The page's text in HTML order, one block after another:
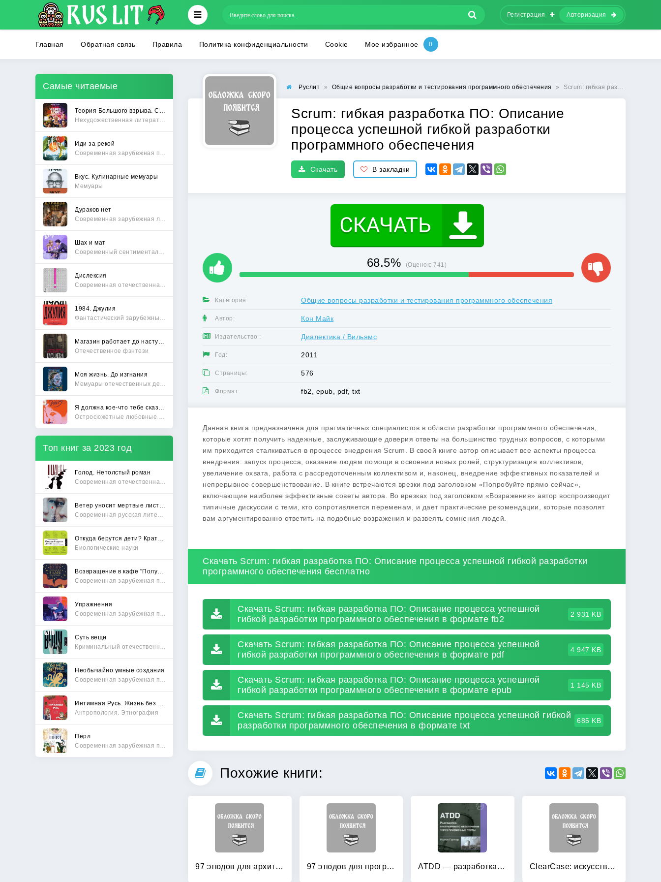
Регистрация Авторизация
Главная Обратная связь Правила Политика конфиденциальности Cookie Мое избранное
Самые читаемые
Иди за рекой
Вкус. Кулинарные мемуары
Мемуары
Дураков нет
Шах и мат
Дислексия
1984. Джулия
Отечественное фэнтези
Моя жизнь. До изгнания
Топ книг за 2023 год
Голод. Нетолстый роман
Биологические науки
Упражнения
Суть вещи
Необычайно умные создания
Антропология. Этнография
Перл
Руслит » Общие вопросы разработки и тестирования программного обеспечения » Scrum: гибкая разработка ПО: Описание процесса успешной гибкой разработки программного обеспечения
Scrum: гибкая разработка ПО: Описание
процесса успешной гибкой разработки
программного обеспечения
Скачать В закладки
68.5% (Оценок:741)
Категория: Общие вопросы разработки и тестирования программного обеспечения
Автор: Кон Майк
Издательство:: Диалектика / Вильямс
Год: 2011
Страницы: 576
Формат: fb2, epub, pdf, txt
Данная книга предназначена для прагматичных специалистов в области разработки программного обеспечения,
которые хотят получить надежные, заслуживающие доверия ответы на большинство трудных вопросов, с которыми
им приходится сталкиваться в процессе внедрения Scrum. В своей книге автор описывает все аспекты процесса
внедрения: запуск процесса, оказание людям помощи в освоении новых ролей, структуризация коллективов,
увеличение охвата, работа с рассредоточенным коллективом и, наконец, внедрение эффективных показателей и
непрерывное совершенствование. В книге встречаются врезки под заголовком «Попробуйте прямо сейчас»,
включающие наиболее эффективные советы автора. Во врезках под заголовком «Возражения» автор воспроизводит
типичные дискуссии с теми, кто сопротивляется переменам, и дает практические рекомендации, которые позволят
вам аргументированно ответить на подобные возражения и развеять сомнения людей.
Скачать Scrum: гибкая разработка ПО: Описание процесса успешной гибкой разработки
программного обеспечения бесплатно
Скачать Scrum: гибкая разработка ПО: Описание процесса успешной
гибкой разработки программного обеспечения в формате fb2
2 931 KB
Скачать Scrum: гибкая разработка ПО: Описание процесса успешной
гибкой разработки программного обеспечения в формате pdf
4 947 KB
Скачать Scrum: гибкая разработка ПО: Описание процесса успешной
гибкой разработки программного обеспечения в формате epub
1 145 KB
Скачать Scrum: гибкая разработка ПО: Описание процесса успешной гибкой
разработки программного обеспечения в формате txt
685 KB
Похожие книги:
97 этюдов для архитекторов программных систем 97 этюдов для программистов ATDD — разработка программного обеспечения через приемочные тесты ClearCase: искусство внедрения: секреты успешной реализации